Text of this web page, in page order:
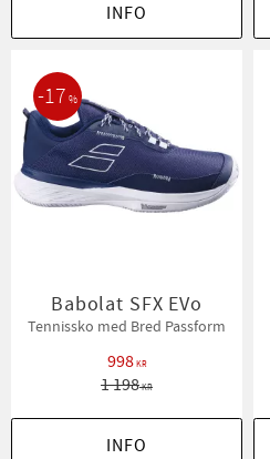
INFO
Babolat SFX EVo
Tennissko med Bred Passform
998KR
1 198KR
17 %
INFO